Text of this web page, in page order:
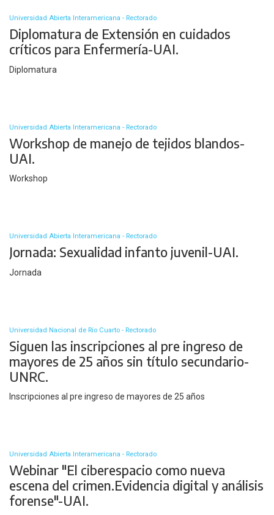
Universidad Abierta Interamericana - Rectorado
Diplomatura de Extensión en cuidados
críticos para Enfermería-UAI.
Diplomatura
Universidad Abierta Interamericana - Rectorado
Workshop de manejo de tejidos blandos-
UAI.
Workshop
Universidad Abierta Interamericana - Rectorado
Jornada: Sexualidad infanto juvenil-UAI.
Jornada
Universidad Nacional de Río Cuarto - Rectorado
Siguen las inscripciones al pre ingreso de
mayores de 25 años sin título secundario-
UNRC.
Inscripciones al pre ingreso de mayores de 25 años
Universidad Abierta Interamericana - Rectorado
Webinar "El ciberespacio como nueva
escena del crimen.Evidencia digital y análisis
forense"-UAI.